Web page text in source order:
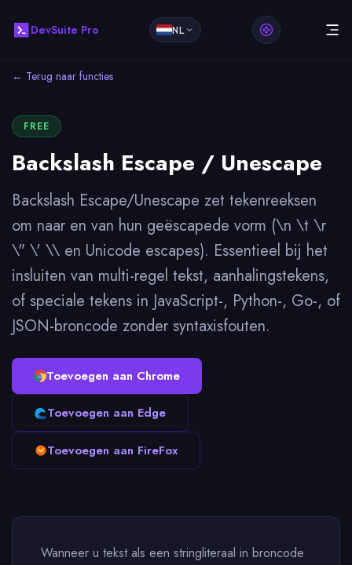
DevSuite Pro NL
← Terug naar functies
FREE
Backslash Escape / Unescape
Backslash Escape/Unescape zet tekenreeksen
om naar en van hun geëscapede vorm (\n \t \r
\" \' \\ en Unicode escapes). Essentieel bij het
insluiten van multi-regel tekst, aanhalingstekens,
of speciale tekens in JavaScript-, Python-, Go-, of
JSON-broncode zonder syntaxisfouten.
Toevoegen aan Chrome
Toevoegen aan Edge
Toevoegen aan FireFox
Wanneer u tekst als een stringliteraal in broncode